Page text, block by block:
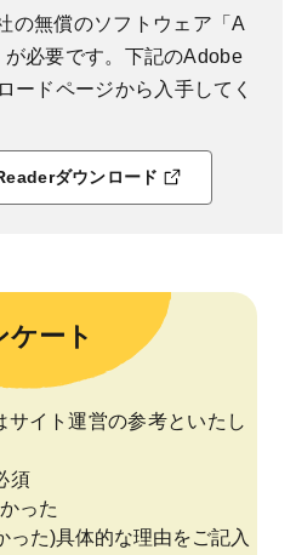
の無償のソフトウェア「A
必要です。下記のAdobe
ードページから入手してく
ダウンロード
ケート